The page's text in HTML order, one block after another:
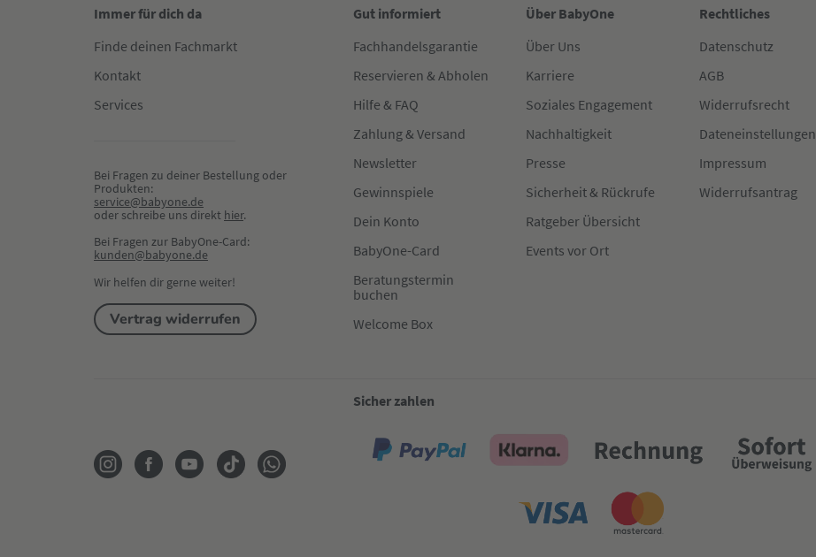
Immer für dich da
Finde deinen Fachmarkt
Kontakt
Services
Bei Fragen zu deiner Bestellung oder
Produkten:
service@babyone.de
oder schreibe uns direkt hier.
Bei Fragen zur BabyOne-Card:
kunden@babyone.de
Wir helfen dir gerne weiter!
Vertrag widerrufen
Gut informiert
Fachhandelsgarantie
Reservieren & Abholen
Hilfe & FAQ
Zahlung & Versand
Newsletter
Gewinnspiele
Dein Konto
BabyOne-Card
Beratungstermin
buchen
Welcome Box
Über BabyOne
Über Uns
Karriere
Soziales Engagement
Nachhaltigkeit
Presse
Sicherheit & Rückrufe
Ratgeber Übersicht
Events vor Ort
Rechtliches
Datenschutz
AGB
Widerrufsrecht
Dateneinstellungen
Impressum
Widerrufsantrag
Sicher zahlen